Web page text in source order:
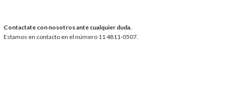
Contactate con nosotros ante cualquier duda.
Estamos en contacto en el número 11 4811-0507.